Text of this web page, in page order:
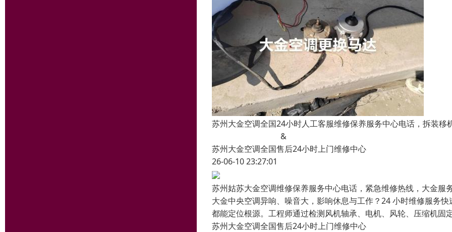
苏州大金空调全国24小时人工客服维修保养服务中心电话，拆装移
&
苏州大金空调全国售后24小时上门维修中心
26-06-10 23:27:01
苏州姑苏大金空调维修保养服务中心电话，紧急维修热线，大金服
大金中央空调异响、噪音大，影响休息与工作？24 小时维修服务
都能定位根源。工程师通过检测风机轴承、电机、风轮、压缩机
苏州大金空调全国售后24小时上门维修中心